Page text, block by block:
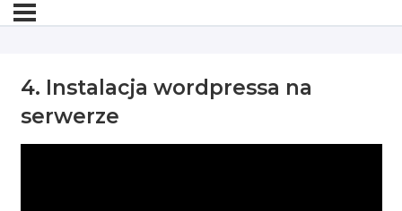
4. Instalacja wordpressa na
serwerze